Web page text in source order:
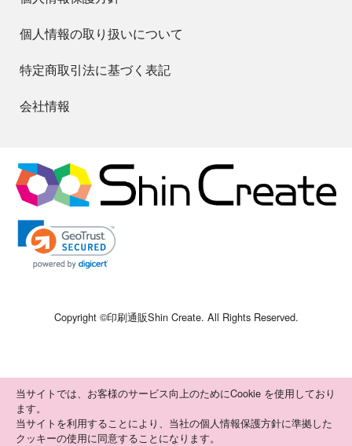
個人情報の取り扱いについて
特定商取引法に基づく表記
会社情報
当サイトでは、お客様のサービス向上のためにCookie を使用しており
ます。
当サイトを利用することにより、当社の個人情報保護方針に準拠した
クッキーの使用に同意することになります。
Copyright ©印刷通販Shin Create. All Rights Reserved.